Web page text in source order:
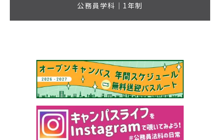
公務員学科｜1年制